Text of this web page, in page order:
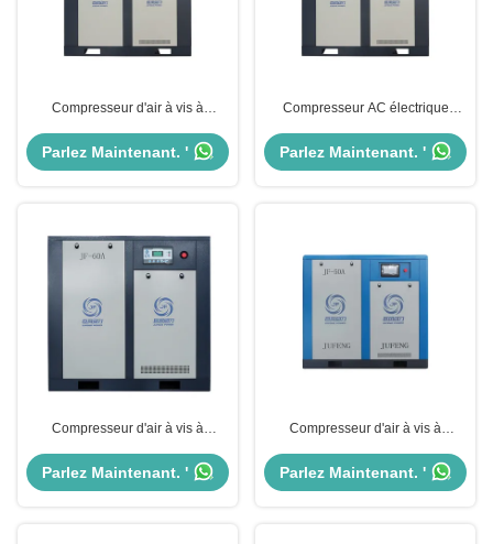
Compresseur d'air à vis à
IP55 Compresseur d'air à
entraînement direct
Parlez Maintenant. '
Compresseur AC électrique
de 7 à 13 bar pour le
refroidissement sans bruit
Parlez Maintenant. '
Compresseur d'air à vis à
kW à 60 ch 6.0 - 7.4 M3/min Débit
d'air
Parlez Maintenant. '
Compresseur d'air à vis à
50Hz avec efficacité de
refroidissement par air
Parlez Maintenant. '